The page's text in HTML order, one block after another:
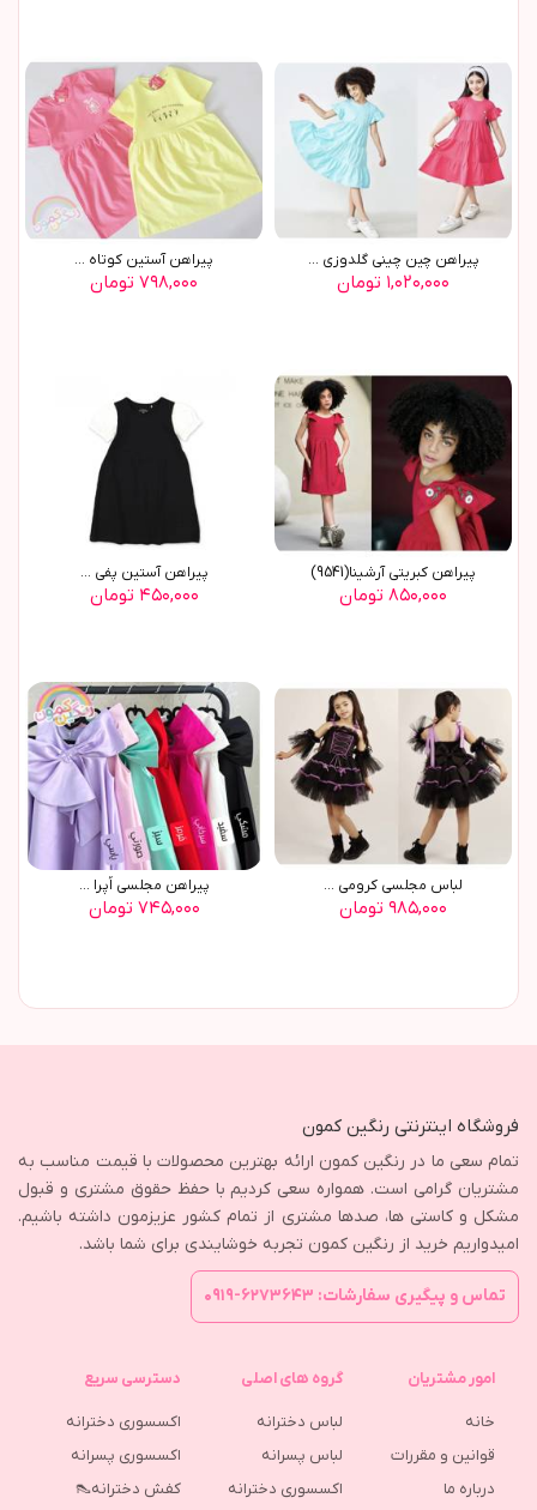
پیراهن چین چینی گلدوزی ...
۱,۰۲۰,۰۰۰ تومان
پیراهن آستین کوتاه ...
۷۹۸,۰۰۰ تومان
پيراهن کبريتي آرشينا(9541)
۸۵۰,۰۰۰ تومان
پيراهن آستين پفي ...
۴۵۰,۰۰۰ تومان
لباس مجلسی کرومی ...
۹۸۵,۰۰۰ تومان
پیراهن مجلسی اُپرا ...
۷۴۵,۰۰۰ تومان
فروشگاه اینترنتی رنگین کمون
تمام سعی ما در رنگین کمون ارائه بهترین محصولات با قیمت مناسب به
مشتریان گرامی است. همواره سعی کردیم با حفظ حقوق مشتری و قبول
مشکل و کاستی ها، صدها مشتری از تمام کشور عزیزمون داشته باشیم.
امیدواریم خرید از رنگین کمون تجربه خوشایندی برای شما باشد.
تماس و پیگیری سفارشات: ۶۲۷۳۶۴۳-۰۹۱۹
امور مشتریان
خانه
قوانین و مقررات
درباره ما
گروه های اصلی
لباس دخترانه
لباس پسرانه
اکسسوری دخترانه
دسترسی سریع
اکسسوری دخترانه
اکسسوری پسرانه
کفش دخترانه👠